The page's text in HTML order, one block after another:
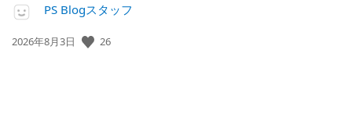
PS Blogスタッフ
公
2026年8月3日 26